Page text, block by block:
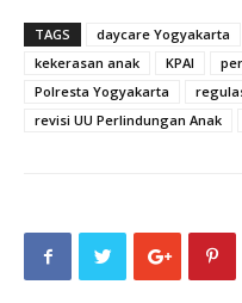
TAGS daycare Yogyakarta
kekerasan anak
KPAI
Polresta Yogyakarta
revisi UU Perlindungan Anak